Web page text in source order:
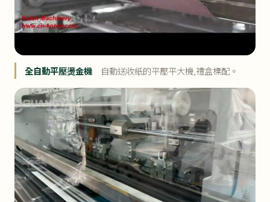
全自動平壓燙金機 自動送收紙的平壓平大機,禮盒標配。